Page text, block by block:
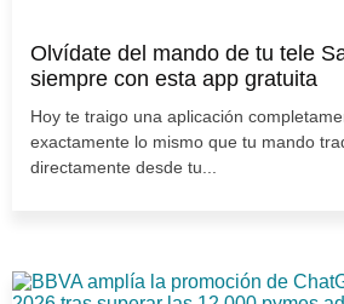
Olvídate del mando de tu tele
siempre con esta app gratuita
Hoy te traigo una aplicación
exactamente lo mismo que tu mando
directamente desde tu...